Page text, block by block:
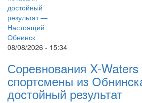
08/08/2026 - 15:34
Соревнования X-Waters
спортсмены из
достойный результат